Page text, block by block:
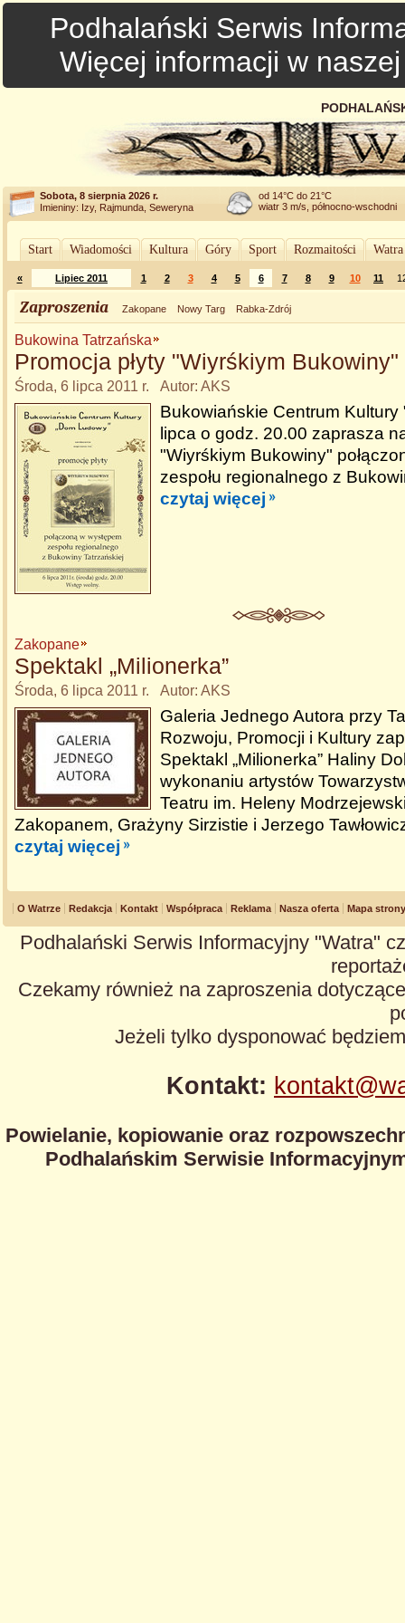
Podhalański Serwis
Więcej informacji w
Sobota, 8 sierpnia 2026 r.
Imieniny: Izy, Rajmunda, Seweryna
od 14°C do 21°C
wiatr 3 m/s, północno-wschodni
Start Wiadomości Kultura Góry Sport Rozmaitości
« Lipiec 2011 1 2 3 4 5 6 7 8 9 10 11
Zaproszenia Zakopane Nowy Targ Rabka-Zdrój
Bukowina Tatrzańska
Promocja płyty "Wiyrśkiym Bukowiny"
Środa, 6 lipca 2011 r. Autor: AKS
Bukowiańskie Centrum
lipca o godz. 20.00 zaprasza
"Wiyrśkiym Bukowiny"
zespołu regionalnego z
czytaj więcej
Zakopane
Spektakl „Milionerka”
Środa, 6 lipca 2011 r. Autor: AKS
Galeria Jednego Autora przy
Rozwoju, Promocji i Kultury
Spektakl „Milionerka” Haliny
wykonaniu artystów
Teatru im. Heleny
Zakopanem, Grażyny Sirzistie i Jerzego
czytaj więcej
O Watrze Redakcja Kontakt Współpraca Reklama Nasza oferta Mapa strony
Podhalański Serwis Informacyjny "Watra"
Czekamy również na zaproszenia
Jeżeli tylko dysponować
Kontakt:
Powielanie, kopiowanie oraz
Podhalańskim Serwisie